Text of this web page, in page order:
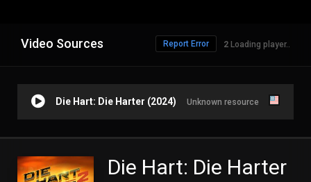
Video Sources 1 Loading player..
Report Error
Die Hart: Die Harter (2024) Unknown resource
Die Hart: Die Harter